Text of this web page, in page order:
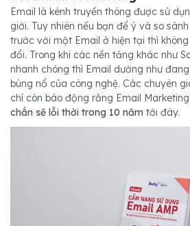
Email là kênh truyền thông được sử
giới. Tuy nhiên nếu bạn để ý và so
trước với một Email ở hiện tại thì
đổi. Trong khi các nền tảng khác như
nhanh chóng thì Email dường như
bùng nổ của công nghệ. Các chuyên
chí còn báo động rằng Email Marketing
chắn sẽ lỗi thời trong 10 năm tới đây.